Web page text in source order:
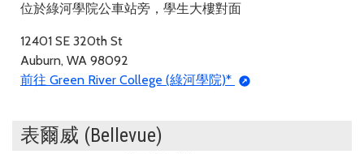
位於綠河學院公車站旁，學生大樓對面
12401 SE 320th St
Auburn, WA 98092
前往 Green River College (綠河學院)*
表爾威 (Bellevue)